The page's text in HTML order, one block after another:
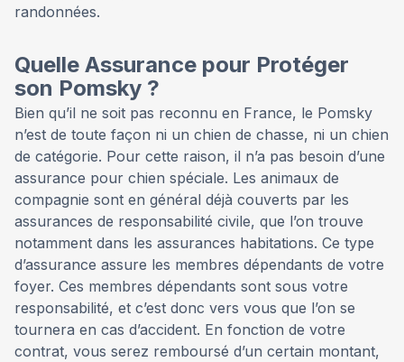
randonnées.
Quelle Assurance pour Protéger
son Pomsky ?
Bien qu’il ne soit pas reconnu en France, le Pomsky
n’est de toute façon ni un chien de chasse, ni un chien
de catégorie. Pour cette raison, il n’a pas besoin d’une
assurance pour chien spéciale. Les animaux de
compagnie sont en général déjà couverts par les
assurances de responsabilité civile, que l’on trouve
notamment dans les assurances habitations. Ce type
d’assurance assure les membres dépendants de votre
foyer. Ces membres dépendants sont sous votre
responsabilité, et c’est donc vers vous que l’on se
tournera en cas d’accident. En fonction de votre
contrat, vous serez remboursé d’un certain montant,